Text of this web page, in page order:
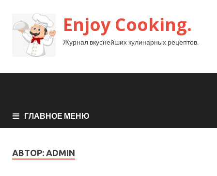
Enjoy Cooking.
Журнал вкуснейших кулинарных рецептов.
ГЛАВНОЕ МЕНЮ
АВТОР: ADMIN